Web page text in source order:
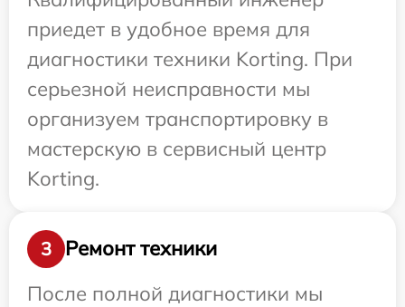
приедет в удобное время для
диагностики техники Korting. При
серьезной неисправности мы
организуем транспортировку в
мастерскую в сервисный центр
Korting.
3
Ремонт техники
После полной диагностики мы